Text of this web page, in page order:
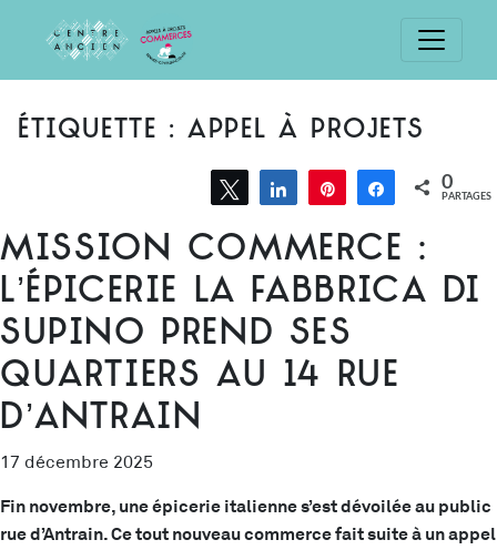
ÉTIQUETTE :APPEL À PROJETS
Tweetez Partagez Épingle Partagez
0
PARTAGES
Mission commerce :
l’épicerie La Fabbrica di
Supino prend ses
quartiers au 14 rue
d’Antrain
17 décembre 2025
Fin novembre, une épicerie italienne s’est dévoilée au public
rue d’Antrain. Ce tout nouveau commerce fait suite à un appel